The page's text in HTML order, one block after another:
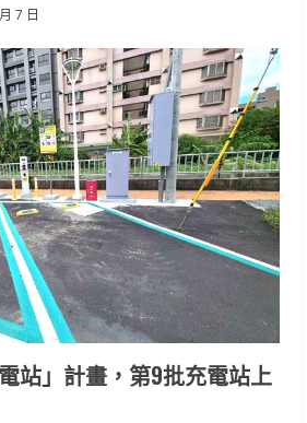
7 日
站」計畫，第9批充電站上